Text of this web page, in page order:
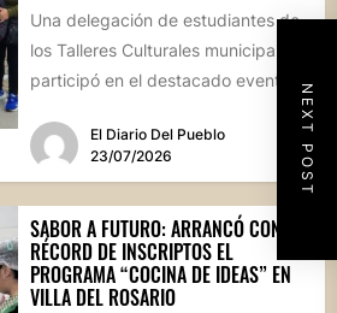
NEXT POST
Una delegación de estudiantes de
los Talleres Culturales municipales
participó en el destacado evento
cordobesa,...El Diario Del Pueblo
23/07/2026
SABOR A FUTURO: ARRANCÓ CON
RÉCORD DE INSCRIPTOS EL
PROGRAMA “COCINA DE IDEAS” EN
VILLA DEL ROSARIO